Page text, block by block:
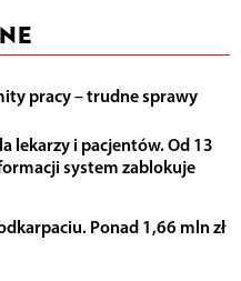
pracy – trudne sprawy
lekarzy i pacjentów. Od 13
system zablokuje
Ponad 1,66 mln zł